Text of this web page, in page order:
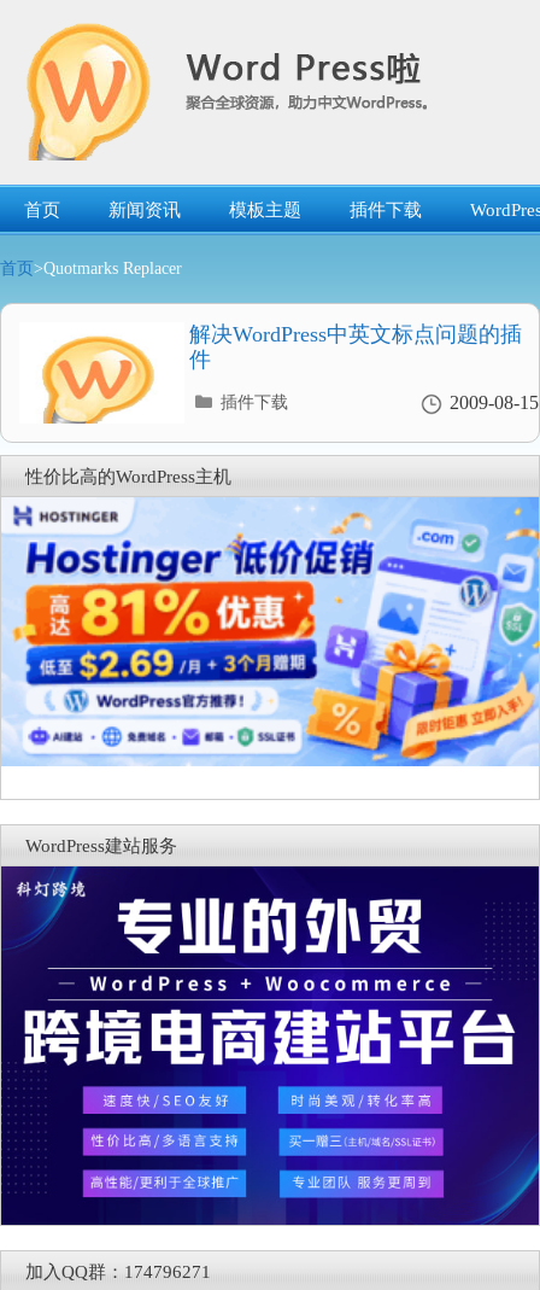
首页 新闻资讯 模板主题 插件下载
首页 >Quotmarks Replacer
解决WordPress中英文标点问题的插
件
2009-08-15
分
录
插件下载
性价比高的WordPress主机
WordPress建站服务
加入QQ群：174796271